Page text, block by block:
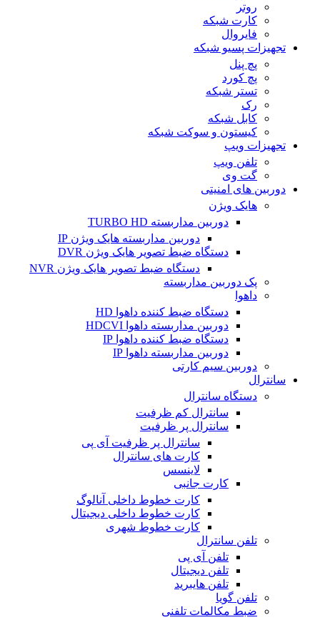
روتر
کارت شبکه
فایروال
تجهیزات پسیو شبکه
پچ پنل
پچ کورد
تستر شبکه
رک
کابل شبکه
کیستون و سوکت شبکه
تجهیزات ویپ
تلفن ویپ
گت وی
دوربین های امنیتی
هایک ویژن
دوربین مداربسته TURBO HD
دوربین مداربسته هایک ویژن IP
دستگاه ضبط تصویر هایک ویژن DVR
دستگاه ضبط تصویر هایک ویژن NVR
پک دوربین مداربسته
داهوا
دستگاه ضبط کننده داهوا HD
دوربین مداربسته داهوا HDCVI
دستگاه ضبط کننده داهوا IP
دوربین مداربسته داهوا IP
دوربین سیم کارتی
سانترال
دستگاه سانترال
سانترال کم ظرفیت
سانترال پر ظرفیت
سانترال پر ظرفیت آی پی
کارت های سانترال
لاینسس
کارت جانبی
کارت خطوط داخلی آنالوگ
کارت خطوط داخلی دیجیتال
کارت خطوط شهری
تلفن سانترال
تلفن آی پی
تلفن دیجیتال
تلفن هایبرید
تلفن گویا
ضبط مکالمات تلفنی